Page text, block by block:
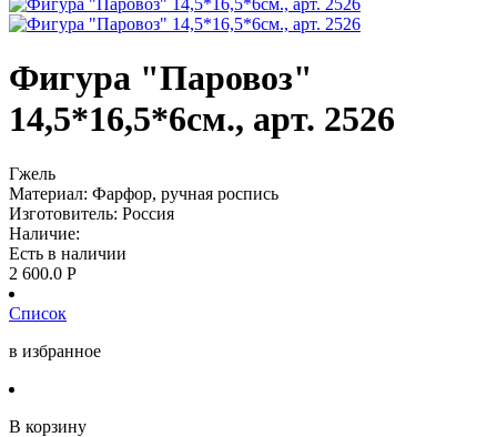
Фигура "Паровоз"
14,5*16,5*6см., арт. 2526
Гжель
Материал: Фарфор, ручная роспись
Изготовитель: Россия
Наличие:
Есть в наличии
2 600.0 Р
Список
в избранное
В корзину